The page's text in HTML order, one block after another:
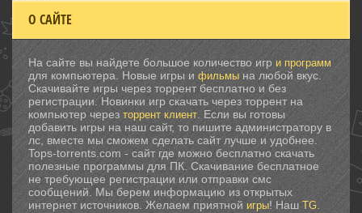
О САЙТЕ
На сайте вы найдете большое количество игр и программ
для компьютера. Новые игры и фильмы на любой вкус.
Скачивайте игры через торрент бесплатно и без
регистрации. Новинки игр скачать через торрент на
компьютер через торрент клиент. Если вы готовы
добавить игры на наш сайт, то пишите администратору в
лс, вместе мы сможем сделать сайт лучше и удобнее.
Tops-torrents.com - сайт где можно бесплатно скачать
полезные программы для ПК. Скачивание бесплатное
не требующее регистрации или отправки смс
сообщений. Мы берем информацию из открытых
интернет источников. Желаем приятной игры! Наш TG.